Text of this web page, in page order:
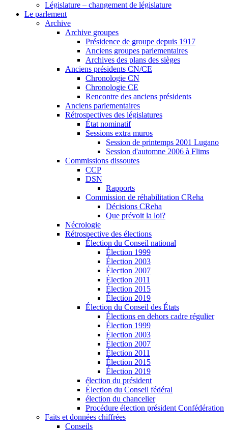
Législature – changement de législature
Le parlement
Archive
Archive groupes
Présidence de groupe depuis 1917
Anciens groupes parlementaires
Archives des plans des sièges
Anciens présidents CN/CE
Chronologie CN
Chronologie CE
Rencontre des anciens présidents
Anciens parlementaires
Rétrospectives des législatures
État nominatif
Sessions extra muros
Session de printemps 2001 Lugano
Session d'automne 2006 à Flims
Commissions dissoutes
CCP
DSN
Rapports
Commission de réhabilitation CReha
Décisions CReha
Que prévoit la loi?
Nécrologie
Rétrospective des élections
Élection du Conseil national
Élection 1999
Élection 2003
Élection 2007
Élection 2011
Élection 2015
Élection 2019
Élection du Conseil des États
Élections en dehors cadre régulier
Élection 1999
Élection 2003
Élection 2007
Élection 2011
Élection 2015
Élection 2019
élection du président
Élection du Conseil fédéral
élection du chancelier
Procédure élection président Confédération
Faits et données chiffrées
Conseils